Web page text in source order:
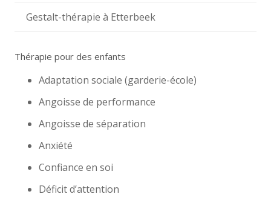
Gestalt-thérapie à Etterbeek
Thérapie pour des enfants
Adaptation sociale (garderie-école)
Angoisse de performance
Angoisse de séparation
Anxiété
Confiance en soi
Déficit d’attention